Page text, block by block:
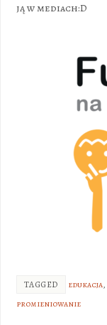
ją w mediach:D
TAGGED edukacja,
promieniowanie